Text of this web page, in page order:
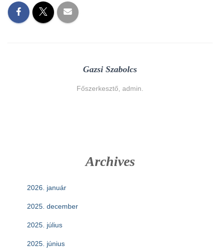
Gazsi Szabolcs
Főszerkesztő, admin.
Archives
2026. január
2025. december
2025. július
2025. június